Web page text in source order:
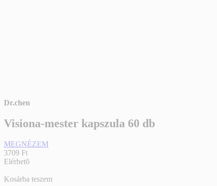
Dr.chen
Visiona-mester kapszula 60 db
MEGNÉZEM
3709 Ft
Elérhetõ
Kosárba teszem